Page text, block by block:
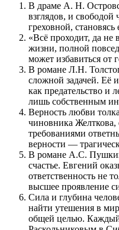
В драме А. Н.
взглядов, и
греховной,
«Всё проходит, да не
жизни, полной
может избавиться от
В романе Л.Н.
сложной задачей. Её
как предательство и
лишь собственным
Верность любви
чиновника Желткова,
требованиями
верности —
В романе А.С.
счастье. Евгений
ответственность не
высшее проявление
Сила и глубина
найти утешения в
общей целью. Каждый